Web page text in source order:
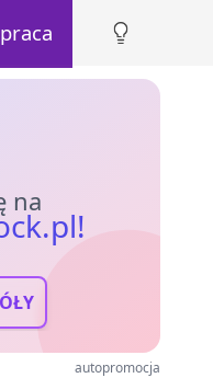
na
autopromocja